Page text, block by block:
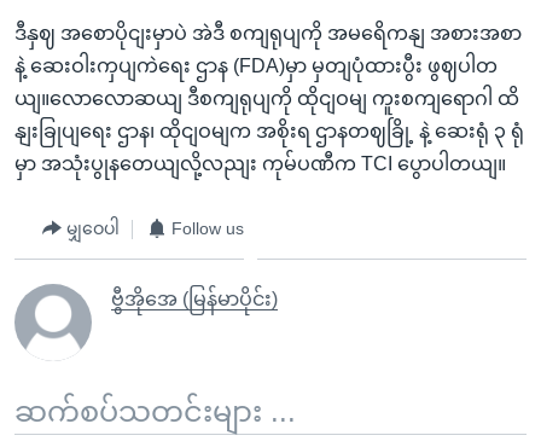
ဒီနှဈ အစောပိုငျးမှာပဲ အဲဒီ စကျရုပျကို အမရေိကနျ အစားအစာ
နဲ့ ဆေးဝါးကှပျကဲရေး ဌာန (FDA)မှာ မှတျပုံထားပွီး ဖွဈပါတ
ယျ။လောလောဆယျ ဒီစကျရုပျကို ထိုငျဝမျ ကူးစကျရောဂါ ထိ
နျးခြုပျရေး ဌာန၊ ထိုငျဝမျက အစိုးရ ဌာနတဈခြို့ နဲ့ ဆေးရုံ ၃ ရုံ
မှာ အသုံးပွုနတေယျလို့လညျး ကုမ်ပဏီက TCI ပွောပါတယျ။
မျှဝေပါ Follow us
ဗွီအိုအေ (မြန်မာပိုင်း)
ဆက်စပ်သတင်းများ ...